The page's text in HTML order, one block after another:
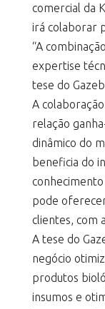
comercial da
irá colaborar
“A
expertise
tese do
A
relação
dinâmico do
beneficia do
pode
clientes, com
A tese do
negócio
produtos
insumos e